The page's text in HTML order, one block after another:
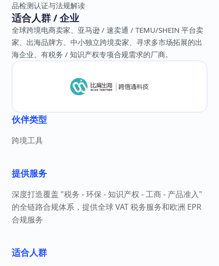
品检测认证与法规解读
适合人群 / 企业
全球跨境电商卖家、亚马逊 / 速卖通 / TEMU/SHEIN 平台卖
家、出海品牌方、中小独立跨境卖家、寻求多市场拓展的出
海企业、有税务 / 知识产权专项合规需求的厂商。
伙伴类型
跨境工具
提供服务
深度打造覆盖 "税务 - 环保 - 知识产权 - 工商 - 产品准入"
的全链路合规体系，提供全球 VAT 税务服务和欧洲 EPR
合规服务
适合人群